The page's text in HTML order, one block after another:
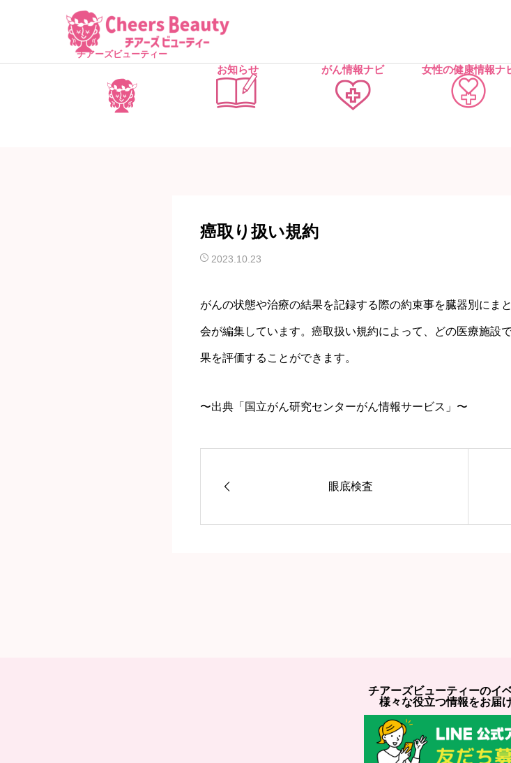
チアーズビューティー
お知らせ がん情報ナビ 女性の健康情報ナ
癌取り扱い規約
2023.10.23
がんの状態や治療の結果を記録する際の約束事を臓器別にま
会が編集しています。癌取扱い規約によって、どの医療施設
果を評価することができます。
〜出典「国立がん研究センターがん情報サービス」〜
眼底検査
チアーズビューティーのイ
様々な役立つ情報をお届